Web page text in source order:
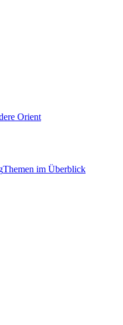
Orient
Themen im Überblick